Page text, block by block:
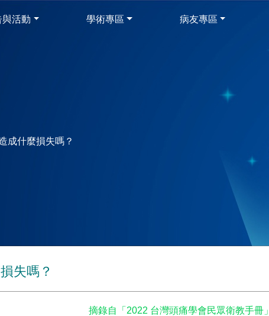
與活動 學術專區 病友專區
成什麼損失嗎？
失嗎？
摘錄自「2022 台灣頭痛學會民眾衛教手冊」